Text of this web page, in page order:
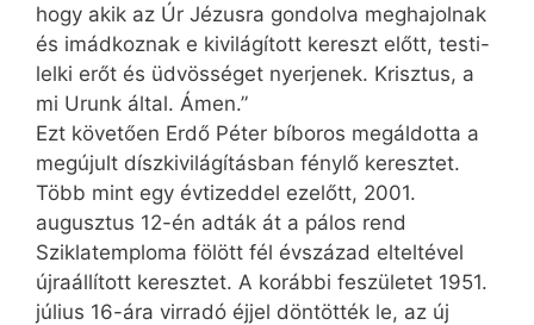
hogy akik az Úr Jézusra gondolva meghajolnak
és imádkoznak e kivilágított kereszt előtt, testi-
lelki erőt és üdvösséget nyerjenek. Krisztus, a
mi Urunk által. Ámen.”
Ezt követően Erdő Péter bíboros megáldotta a
megújult díszkivilágításban fénylő keresztet.
Több mint egy évtizeddel ezelőtt, 2001.
augusztus 12-én adták át a pálos rend
Sziklatemploma fölött fél évszázad elteltével
újraállított keresztet. A korábbi feszületet 1951.
július 16-ára virradó éjjel döntötték le, az új